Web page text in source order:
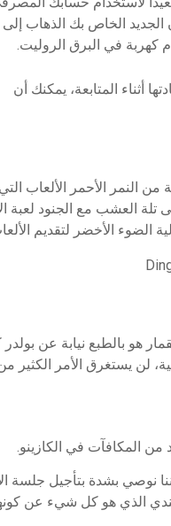
الجديد الخاص بك الذهاب إلى
كهربة في البرق الروليت.
أثناء المتابعة، يمكنك أن
النمر الأحمر الألعاب
تلة العشب مع الجنود
الأخضر لتقديم
هو بالطبع نيابة عن
لن يستغرق الأمر الكثير
من المكافآت في الكازينو.
نوصي بشدة بتأجيل جلسة
الذي هو كل شيء عن